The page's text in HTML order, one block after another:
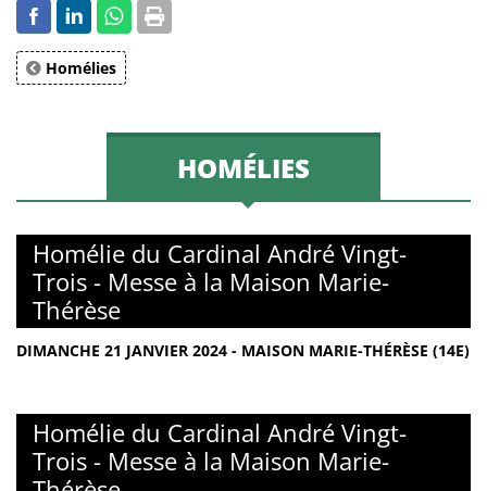
Homélies
HOMÉLIES
Homélie du Cardinal André Vingt-
Trois - Messe à la Maison Marie-
Thérèse
DIMANCHE 21 JANVIER 2024 - MAISON MARIE-THÉRÈSE (14E)
Homélie du Cardinal André Vingt-
Trois - Messe à la Maison Marie-